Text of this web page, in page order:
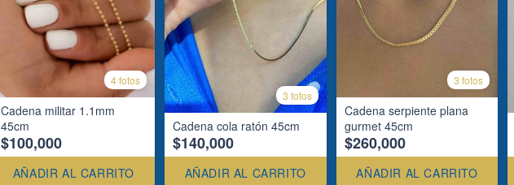
4 fotos
Cadena militar 1.1mm
45cm
$100,000
AÑADIR AL CARRITO
3 fotos
Cadena cola ratón 45cm
$140,000
AÑADIR AL CARRITO
3 fotos
Cadena serpiente plana
gurmet 45cm
$260,000
AÑADIR AL CARRITO